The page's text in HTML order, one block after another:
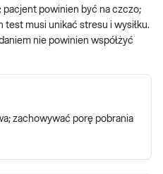
pacjent powinien być na czczo;
test musi unikać stresu i wysiłku.
nie powinien współżyć
zachowywać porę pobrania